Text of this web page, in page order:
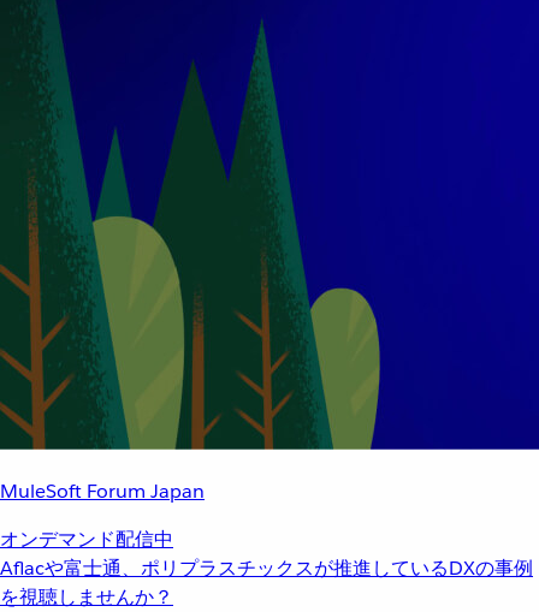
MuleSoft Forum Japan
オンデマンド配信中
Aflacや富士通、ポリプラスチックスが推進しているDXの事例
を視聴しませんか？